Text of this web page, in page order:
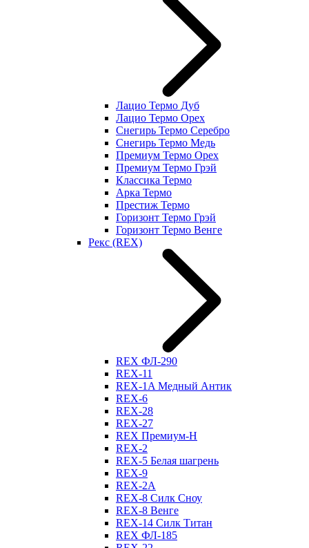
Лацио Термо Дуб
Лацио Термо Орех
Снегирь Термо Серебро
Снегирь Термо Медь
Премиум Термо Орех
Премиум Термо Грэй
Классика Термо
Арка Термо
Престиж Термо
Горизонт Термо Грэй
Горизонт Термо Венге
Рекс (REX)
REX ФЛ-290
REX-11
REX-1A Медный Антик
REX-6
REX-28
REX-27
REX Премиум-Н
REX-2
REX-5 Белая шагрень
REX-9
REX-2А
REX-8 Силк Сноу
REX-8 Венге
REX-14 Силк Титан
REX ФЛ-185